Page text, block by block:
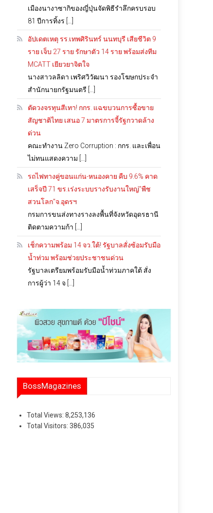
เมืองนางาซากิของญี่ปุ่นจัดพิธีรำลึกครบรอบ
81 ปีการทิ้งร […]
อัปเดตเหตุ รร.เทพศิรินทร์ นนทบุรี เสียชีวิต 9
ราย เจ็บ 27 ราย รักษาตัว 14 ราย พร้อมส่งทีม
MCATT เยียวยาจิตใจ
นางสาวลลิดา เพริศวิวัฒนา รองโฆษกประจำ
สำนักนายกรัฐมนตรี […]
ตัดวงจรทุนสีเทา! กกร. แฉขบวนการซื้อขาย
สัญชาติไทย เสนอ 7 มาตรการจี้รัฐกวาดล้าง
ด่วน
คณะทำงาน Zero Corruption : กกร. และเพื่อน
ไม่ทนแสดงความ […]
รถไฟทางคู่ขอนแก่น-หนองคาย คืบ 9.6% คาด
เสร็จปี 71 ขร.เร่งระบบรางรับงานใหญ่”พืช
สวนโลก”จ.อุดรฯ
กรมการขนส่งทางรางลงพื้นที่จังหวัดอุดรธานี
ติดตามความก้า […]
เช็กความพร้อม 14 จว.ใต้! รัฐบาลสั่งซ้อมรับมือ
น้ำท่วม พร้อมช่วยประชาชนด่วน
รัฐบาลเตรียมพร้อมรับมือน้ำท่วมภาคใต้ สั่ง
การผู้ว่า 14 จ […]
BossMagazines
Total Views:8,253,136
Total Visitors:386,035